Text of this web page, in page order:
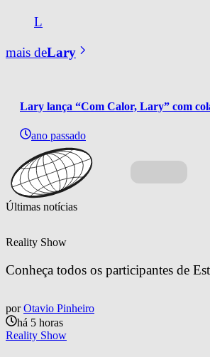
L
mais deLary
Lary lança “Com Calor, Lary” com
ano passado
Últimas notícias
Reality Show
Conheça todos os participantes de
por Otavio Pinheiro
há 5 horas
Reality Show